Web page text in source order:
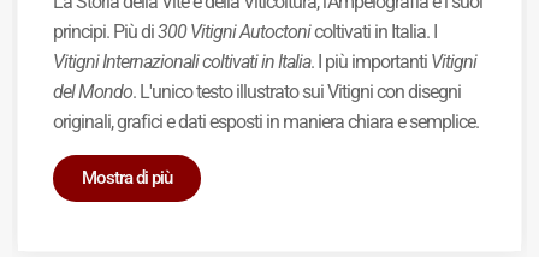
principi. Più di300 Vitigni Autoctonicoltivati in Italia. I
Vitigni Internazionali coltivati in Italia. I più importanti Vitigni
del Mondo. L'unico testo illustrato sui Vitigni con disegni
originali, grafici e dati esposti in maniera chiara e semplice.
Mostra di più